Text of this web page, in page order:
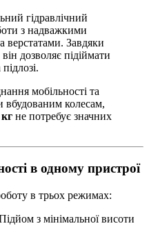
гідравлічний
з надважкими
верстатами. Завдяки
він дозволяє підіймати
мобільності та
вбудованим колесам,
не потребує значних
в одному пристрої
в трьох режимах:
з мінімальної висоти